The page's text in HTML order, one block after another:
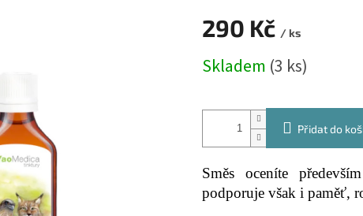
290 Kč / ks
cena:
Skladem (3 ks)
Přidat do
Směs oceníte
podporuje však i paměť,